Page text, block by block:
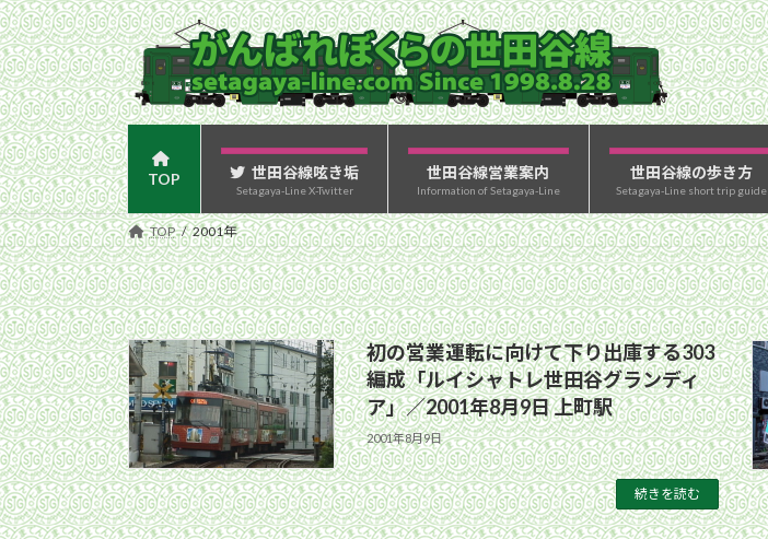
コ
ン
テ
ン
ツ
へ
ス
キ
ッ
プ
ナ
ビ
ゲ
ー
シ
ョ
ン
に
移
動
TOP 世田谷線呟き垢
Setagaya-Line X-Twitter
世田谷線営業案内
Information of Setagaya-Line
世田谷線の歩き方
Setagaya-Line short trip guide
TOP 2001年
初の営業運転に向けて下り出庫する303
編成「ルイシャトレ世田谷グランディ
ア」／2001年8月9日 上町駅
2001年8月9日
続きを読む